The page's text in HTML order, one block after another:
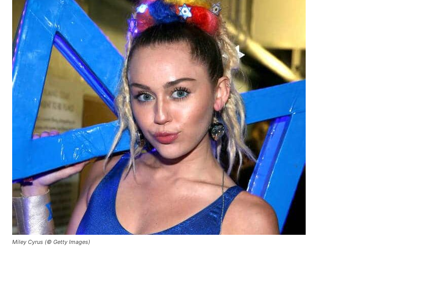
Miley Cyrus (© Getty Images)